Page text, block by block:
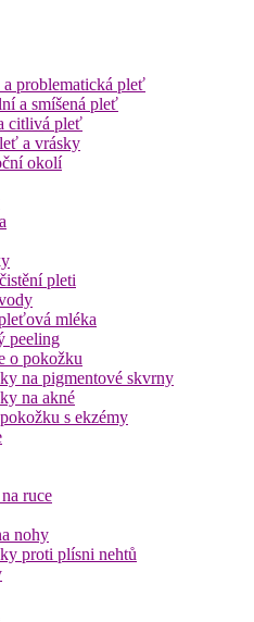
a problematická pleť
a smíšená pleť
citlivá pleť
a vrásky
okolí
pleti
mléka
peeling
o pokožku
na pigmentové skvrny
na akné
s ekzémy
ruce
nohy
proti plísni nehtů